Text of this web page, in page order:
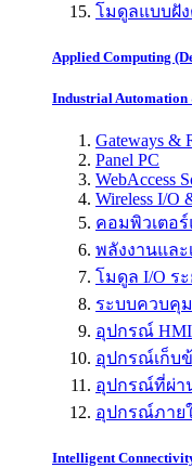
โมดูลแบบฝัง
Applied Computing
Industrial
Gateways &
Panel PC
WebAccess
Wireless I/O
คอมพิวเตอ
พลังงานและ
โมดูล I/O ร
ระบบควบคุ
อุปกรณ์ HMI
อุปกรณ์เก็บ
อุปกรณ์ที่ผ่า
อุปกรณ์ภายใ
Intelligent